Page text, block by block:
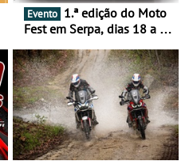
Evento
Fest em Serpa, dias 18 a 20
duas rodas invade o Baixo
Alentejo